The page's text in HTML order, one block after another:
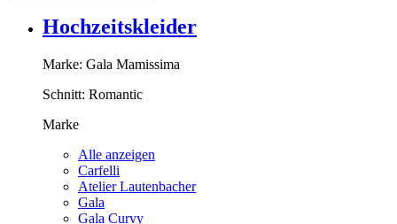
Hochzeitskleider
Marke: Gala Mamissima
Schnitt: Romantic
Marke
Alle anzeigen
Carfelli
Atelier Lautenbacher
Gala
Gala Curvy